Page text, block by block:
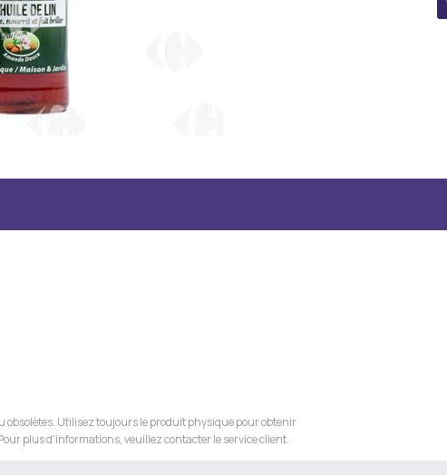
Utilisez toujours le produit physique pour obtenir
plus d'informations, veuillez contacter le service client.